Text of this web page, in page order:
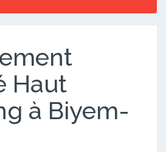
Haut
à Biyem-